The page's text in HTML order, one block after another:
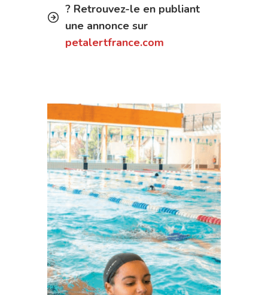
? Retrouvez-le en publiant
une annonce sur
petalertfrance.com